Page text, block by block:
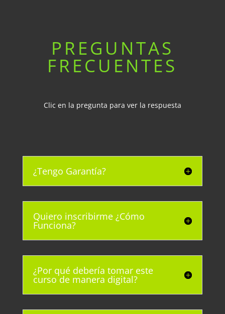
PREGUNTAS
FRECUENTES
Clic en la pregunta para ver la respuesta
¿Tengo Garantía?
Quiero inscribirme ¿Cómo
Funciona?
¿Por qué debería tomar este
curso de manera digital?